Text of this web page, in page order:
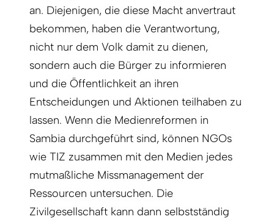
an. Diejenigen, die diese Macht anvertraut
bekommen, haben die Verantwortung,
nicht nur dem Volk damit zu dienen,
sondern auch die Bürger zu informieren
und die Öffentlichkeit an ihren
Entscheidungen und Aktionen teilhaben zu
lassen. Wenn die Medienreformen in
Sambia durchgeführt sind, können NGOs
wie TIZ zusammen mit den Medien jedes
mutmaßliche Missmanagement der
Ressourcen untersuchen. Die
Zivilgesellschaft kann dann selbstständig